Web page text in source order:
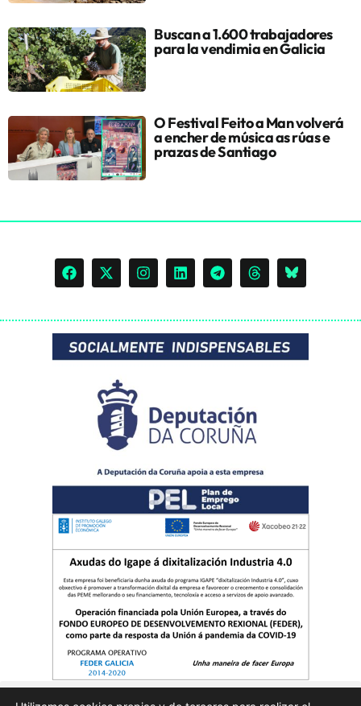
Buscan a 1.600 trabajadores
para la vendimia en Galicia
O Festival Feito a Man volverá
a encher de música as rúas e
prazas de Santiago